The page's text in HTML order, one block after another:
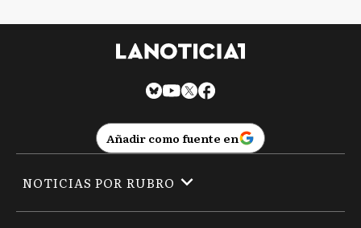
Añadir como fuente en
NOTICIAS POR RUBRO